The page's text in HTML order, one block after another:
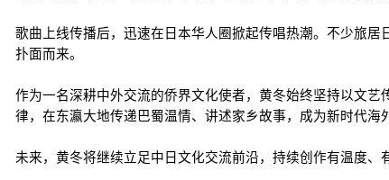
歌曲上线传播后，迅速在日本华人圈掀起传唱热潮。不少旅
扑面而来。
作为一名深耕中外交流的侨界文化使者，黄冬始终坚持以文
律，在东瀛大地传递巴蜀温情、讲述家乡故事，成为新时代海
未来，黄冬将继续立足中日文化交流前沿，持续创作有温度